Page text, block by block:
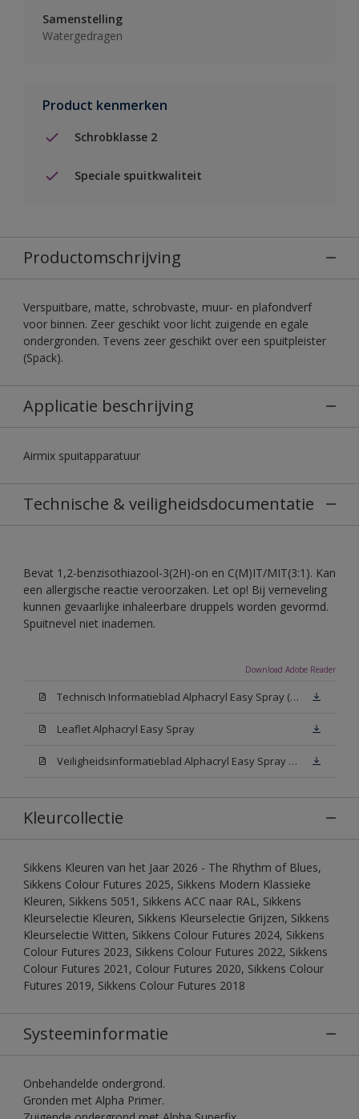
Samenstelling
Watergedragen
Product kenmerken
Schrobklasse 2
Speciale spuitkwaliteit
Productomschrijving
Verspuitbare, matte, schrobvaste, muur- en plafondverf
voor binnen. Zeer geschikt voor licht zuigende en egale
ondergronden. Tevens zeer geschikt over een spuitpleister
(Spack).
Applicatie beschrijving
Airmix spuitapparatuur
Technische & veiligheidsdocumentatie
Bevat 1,2-benzisothiazool-3(2H)-on en C(M)IT/MIT(3:1). Kan
een allergische reactie veroorzaken. Let op! Bij verneveling
kunnen gevaarlijke inhaleerbare druppels worden gevormd.
Spuitnevel niet inademen.
Download Adobe Reader
Technisch Informatieblad Alphacryl Easy Spray (PDF)
Leaflet Alphacryl Easy Spray
Veiligheidsinformatieblad Alphacryl Easy Spray White W05 (MSDS)
Kleurcollectie
Sikkens Kleuren van het Jaar 2026 - The Rhythm of Blues,
Sikkens Colour Futures 2025, Sikkens Modern Klassieke
Kleuren, Sikkens 5051, Sikkens ACC naar RAL, Sikkens
Kleurselectie Kleuren, Sikkens Kleurselectie Grijzen, Sikkens
Kleurselectie Witten, Sikkens Colour Futures 2024, Sikkens
Colour Futures 2023, Sikkens Colour Futures 2022, Sikkens
Colour Futures 2021, Colour Futures 2020, Sikkens Colour
Futures 2019, Sikkens Colour Futures 2018
Systeeminformatie
Onbehandelde ondergrond.
Gronden met Alpha Primer.